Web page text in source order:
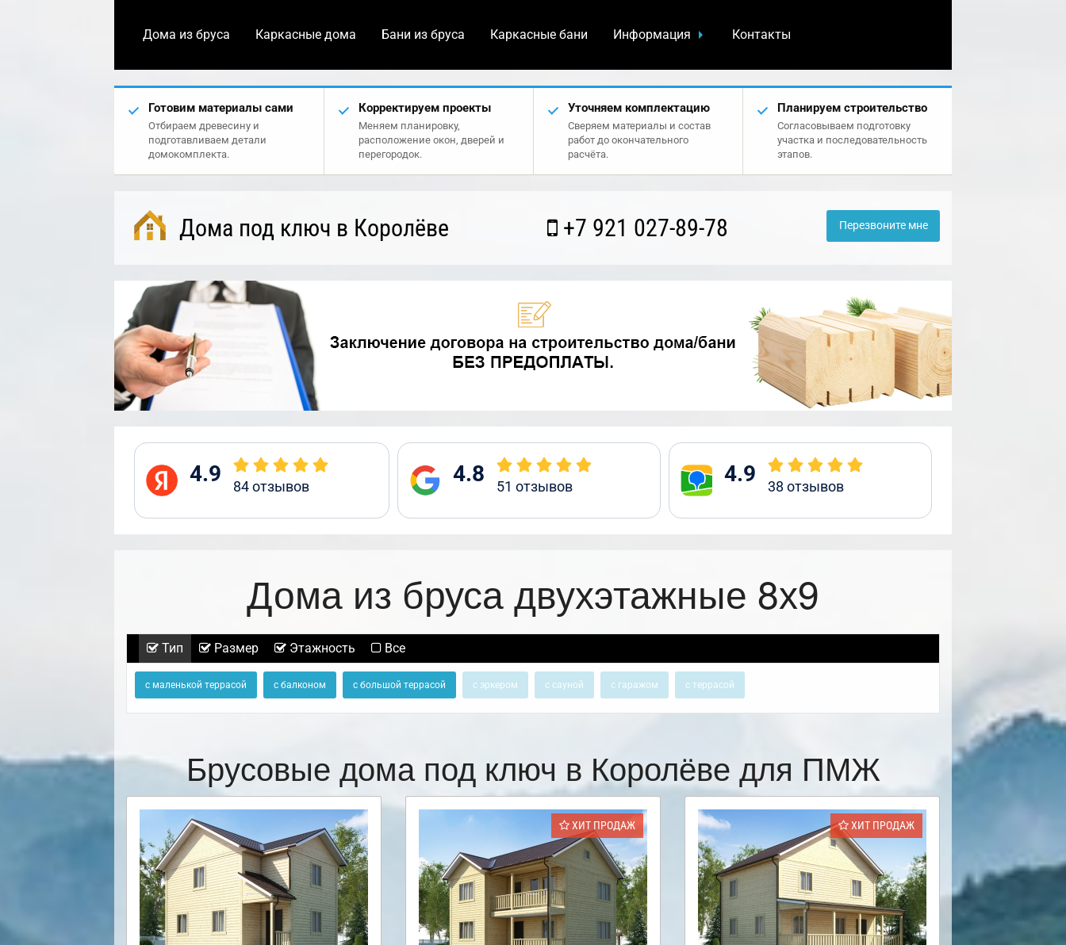
Дома из бруса Каркасные дома Бани из бруса Каркасные бани Информация Контакты
Готовим материалы сами
Отбираем древесину и
подготавливаем детали
домокомплекта.
Корректируем проекты
Меняем планировку,
расположение окон, дверей и
перегородок.
Уточняем комплектацию
Сверяем материалы и состав
работ до окончательного
расчёта.
Планируем строительство
Согласовываем подготовку
участка и последовательность
этапов.
Дома под ключ в Королёве +7 921 027-89-78 Перезвоните мне
4.9 84отзывов 4.8 51 отзывов 4.9 38 отзывов
Дома из бруса двухэтажные 8х9
Тип Размер Этажность Все
с маленькой террасой с балконом с большой террасой с эркером с сауной с гаражом с террасой
Брусовые дома под ключ в Королёве для ПМЖ
ХИТ ПРОДАЖ ХИТ ПРОДАЖ